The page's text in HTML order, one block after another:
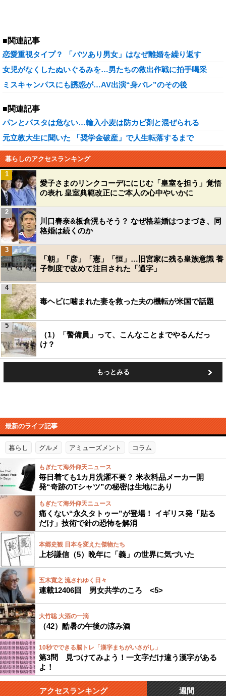
■関連記事
恋愛重視タイプ？ 「バツあり男女」はなぜ離婚を繰り返す
女児がなくしたぬいぐるみを…男たちの救出作戦に拍手喝采
ミスキャンパスにも誘惑が…AV出演“身バレ”のその後
■関連記事
パンとパスタは危ない…輸入小麦は防カビ剤と混ぜられる
元立教大生に聞いた 「奨学金破産」で人生転落するまで
暮らしのアクセスランキング
愛子さまのリンクコーデににじむ「皇室を担う」覚悟
の表れ 皇室典範改正にご本人の心中やいかに
1
川口春奈&板倉滉もそう？ なぜ格差婚はつまづき、同
格婚は続くのか
2
「朝」「彦」「憲」「恒」…旧宮家に残る皇族意識 養
子制度で改めて注目された「通字」
3
毒ヘビに噛まれた妻を救った夫の機転が米国で話題
4
（1）「警備員」って、こんなことまでやるんだっ
け？
5
もっとみる
最新のライフ記事
暮らし グルメ アミューズメント コラム
もぎたて海外仰天ニュース
毎日着ても1カ月洗濯不要？ 米衣料品メーカー開
発“奇跡のTシャツ”の秘密は生地にあり
もぎたて海外仰天ニュース
痛くない“永久タトゥー”が登場！ イギリス発「貼る
だけ」技術で針の恐怖を解消
本郷史観 日本を変えた傑物たち
上杉謙信（5）晩年に「義」の世界に気づいた
五木寛之 流されゆく日々
連載12406回 男女共学のころ <5>
大竹聡 大酒の一滴
（42）酷暑の午後の涼み酒
10秒でできる脳トレ「漢字まちがいさがし」
第3問 見つけてみよう！一文字だけ違う漢字がある
よ！
アクセスランキング 週間